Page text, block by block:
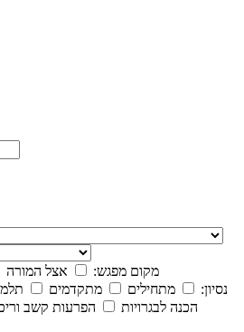
מקום מפגש:
אצל המורה
נסיון:
מתחילים מתקדמים
הכנה לבגרויות
הפרעות קשב